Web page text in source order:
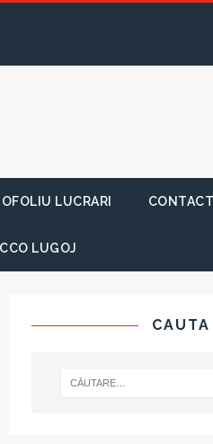
LUCRARI CONTACT
LUGOJ
CAUTA